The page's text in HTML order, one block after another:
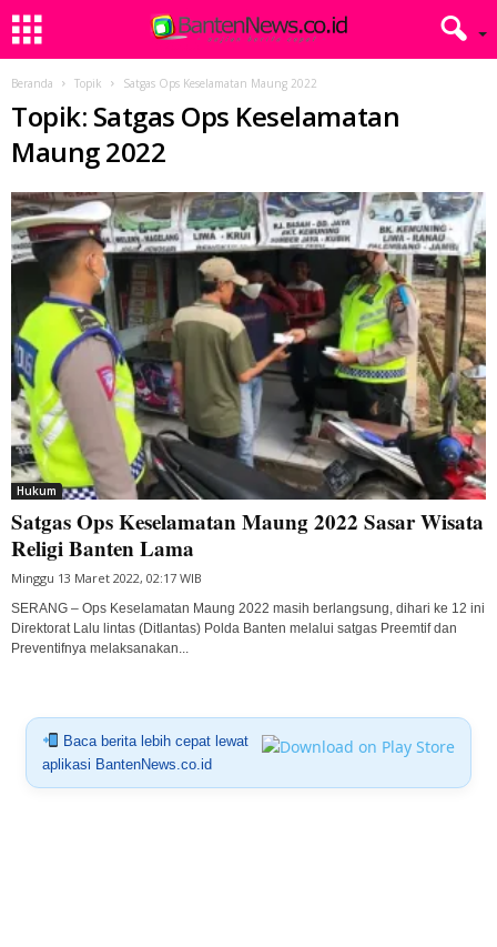
Beranda Topik Satgas Ops Keselamatan Maung 2022
Topik: Satgas Ops Keselamatan
Maung 2022
Hukum
Satgas Ops Keselamatan Maung 2022 Sasar Wisata
Religi Banten Lama
Minggu 13 Maret 2022, 02:17 WIB
SERANG – Ops Keselamatan Maung 2022 masih berlangsung, dihari ke 12 ini
Direktorat Lalu lintas (Ditlantas) Polda Banten melalui satgas Preemtif dan
Preventifnya melaksanakan...
Baca berita lebih cepat lewat
aplikasi BantenNews.co.id